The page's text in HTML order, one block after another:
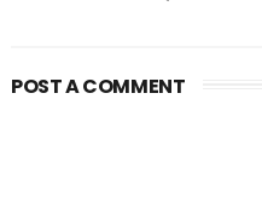
POST A COMMENT